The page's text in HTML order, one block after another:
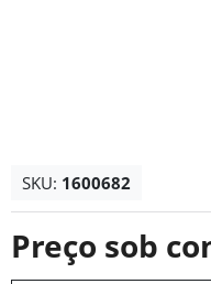
SKU: 1600682
Preço sob